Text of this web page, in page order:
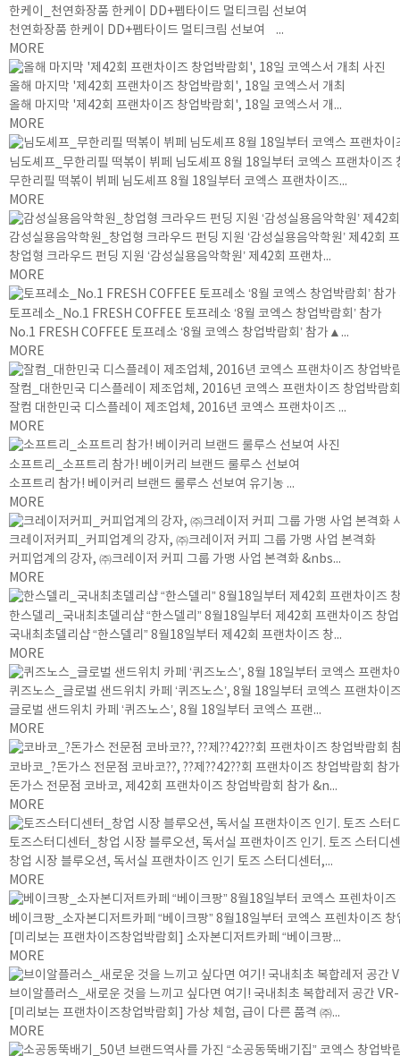
한케이_천연화장품 한케이 DD+펩타이드 멀티크림 선보여
천연화장품 한케이 DD+펩타이드 멀티크림 선보여 ...
MORE
올해 마지막 '제42회 프랜차이즈 창업박람회', 18일 코엑스서 개최
올해 마지막 '제42회 프랜차이즈 창업박람회', 18일 코엑스서 개...
MORE
님도셰프_무한리필 떡볶이 뷔페 님도셰프 8월 18일부터 코엑스 프랜차이즈
무한리필 떡볶이 뷔페 님도셰프 8월 18일부터 코엑스 프랜차이즈...
MORE
감성실용음악학원_창업형 크라우드 펀딩 지원 ‘감성실용음악학원’ 제42회
창업형 크라우드 펀딩 지원 ‘감성실용음악학원’ 제42회 프랜차...
MORE
토프레소_No.1 FRESH COFFEE 토프레소 ‘8월 코엑스 창업박람회’ 참가
No.1 FRESH COFFEE 토프레소 ‘8월 코엑스 창업박람회’ 참가▲...
MORE
잘컴_대한민국 디스플레이 제조업체, 2016년 코엑스 프랜차이즈 창업박람
잘컴 대한민국 디스플레이 제조업체, 2016년 코엑스 프랜차이즈 ...
MORE
소프트리_소프트리 참가! 베이커리 브랜드 룰루스 선보여
소프트리 참가! 베이커리 브랜드 룰루스 선보여 유기농 ...
MORE
크레이저커피_커피업계의 강자, ㈜크레이저 커피 그룹 가맹 사업 본격화
커피업계의 강자, ㈜크레이저 커피 그룹 가맹 사업 본격화 &nbs...
MORE
한스델리_국내최초델리샵 “한스델리” 8월18일부터 제42회 프랜차이즈 창
국내최초델리샵 “한스델리” 8월18일부터 제42회 프랜차이즈 창...
MORE
퀴즈노스_글로벌 샌드위치 카페 ‘퀴즈노스’, 8월 18일부터 코엑스 프랜차이
글로벌 샌드위치 카페 ‘퀴즈노스’, 8월 18일부터 코엑스 프랜...
MORE
코바코_?돈가스 전문점 코바코??, ??제??42??회 프랜차이즈 창업박람회 참
돈가스 전문점 코바코, 제42회 프랜차이즈 창업박람회 참가 &n...
MORE
토즈스터디센터_창업 시장 블루오션, 독서실 프랜차이즈 인기. 토즈 스터디
창업 시장 블루오션, 독서실 프랜차이즈 인기 토즈 스터디센터,...
MORE
베이크팡_소자본디저트카페 “베이크팡” 8월18일부터 코엑스 프렌차이즈
[미리보는 프랜차이즈창업박람회] 소자본디저트카페 “베이크팡...
MORE
브이알플러스_새로운 것을 느끼고 싶다면 여기! 국내최초 복합레저 공간
[미리보는 프랜차이즈창업박람회] 가상 체험, 급이 다른 품격 ㈜...
MORE